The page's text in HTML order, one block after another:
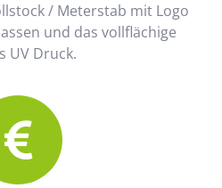
/ Meterstab mit Logo
und das vollflächige
UV Druck.